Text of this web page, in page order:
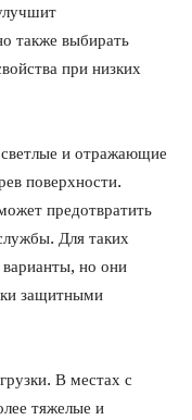
также выбирать
при низких
и отражающие
поверхности.
предотвратить
Для таких
но они
защитными
В местах с
тяжелые и